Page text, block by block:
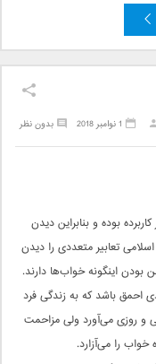
بدون نظر 1 نوامبر 2018
بوده و بنابراین دیدن
تعابیر متعددی را دیدن
اینگونه خواب‌ها دارند.
احمق باشد که به زندگی فرد
و روزی می‌آورد ولی مزاحمت
خواب را می‌آزارد.